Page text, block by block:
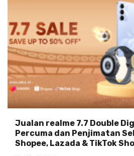
Jualan realme 7.7 Double
Percuma dan Penjimatan
Shopee, Lazada & TikTok